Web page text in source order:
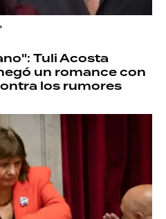
Tuli Acosta
un romance con
los rumores